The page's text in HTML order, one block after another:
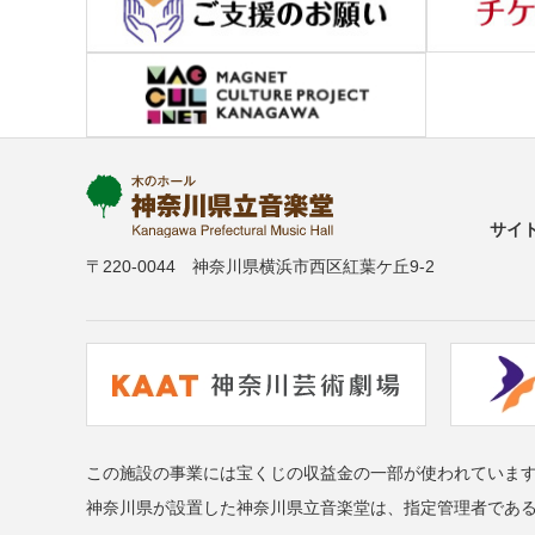
〒220-0044 神奈川県横浜市西区紅葉ケ丘9-2
サイ
この施設の事業には宝くじの収益金の一部が使われていま
神奈川県が設置した神奈川県立音楽堂は、指定管理者であ